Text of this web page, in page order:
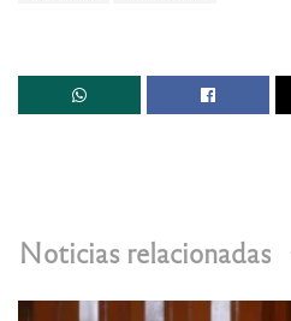
Noticias relacionadas